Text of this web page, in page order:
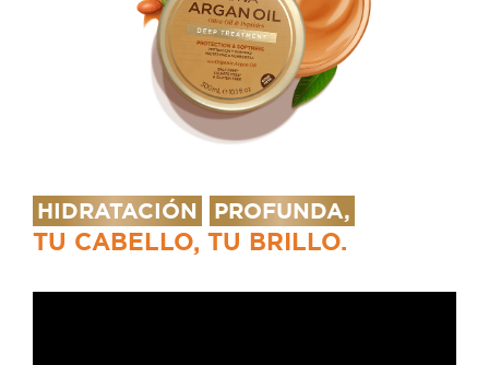
HIDRATACIÓN PROFUNDA,
TU CABELLO, TU BRILLO.